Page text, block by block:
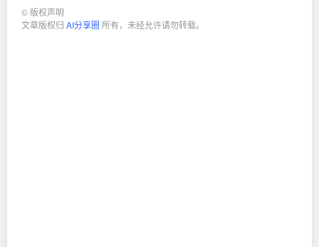
© 版权声明
文章版权归 AI分享圈 所有，未经允许请勿转载。